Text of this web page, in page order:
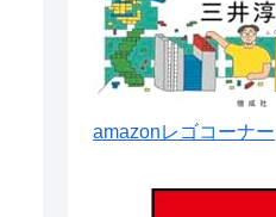
amazonレゴコーナー